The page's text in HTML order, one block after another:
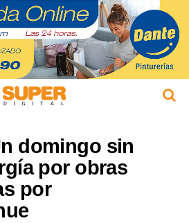
domingo sin
por obras
por